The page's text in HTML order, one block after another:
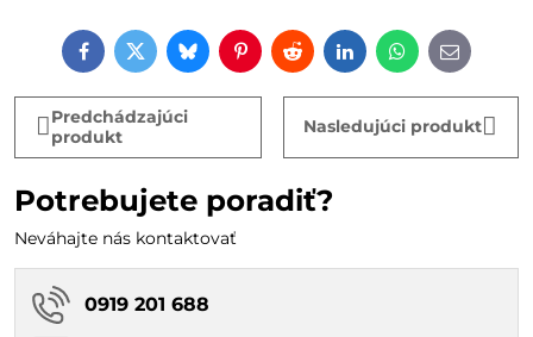
FacebookTwitterBlueskyPinterestRedditLinkedInWhatsApp
E-
mail
Predchádzajúci
produkt
Nasledujúci produkt
Potrebujete poradiť?
Neváhajte nás kontaktovať
0919 201 688